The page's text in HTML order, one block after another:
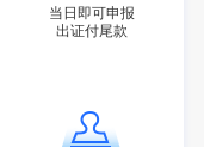
当日即可申报
出证付尾款